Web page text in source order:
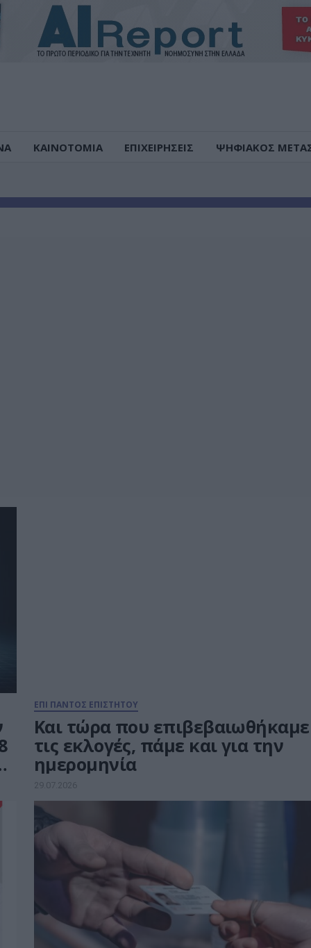
ΚΑΙΝΟΤΟΜΙΑ ΕΠΙΧΕΙΡΗΣΕΙΣ ΨΗΦΙΑΚΟΣ
ΕΠΙ ΠΑΝΤΟΣ ΕΠΙΣΤΗΤΟΥ
Και τώρα που επιβεβαιωθήκαμε
τις εκλογές, πάμε και για την
ημερομηνία
29.07.2026